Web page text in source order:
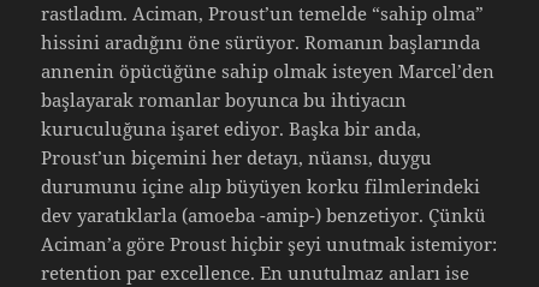
rastladım. Aciman, Proust’un temelde “sahip olma”
hissini aradığını öne sürüyor. Romanın başlarında
annenin öpücüğüne sahip olmak isteyen Marcel’den
başlayarak romanlar boyunca bu ihtiyacın
kuruculuğuna işaret ediyor. Başka bir anda,
Proust’un biçemini her detayı, nüansı, duygu
durumunu içine alıp büyüyen korku filmlerindeki
dev yaratıklarla (amoeba -amip-) benzetiyor. Çünkü
Aciman’a göre Proust hiçbir şeyi unutmak istemiyor:
retention par excellence. En unutulmaz anları ise